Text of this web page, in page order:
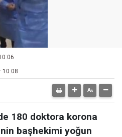
10:08
180 doktora korona
başhekimi yoğun